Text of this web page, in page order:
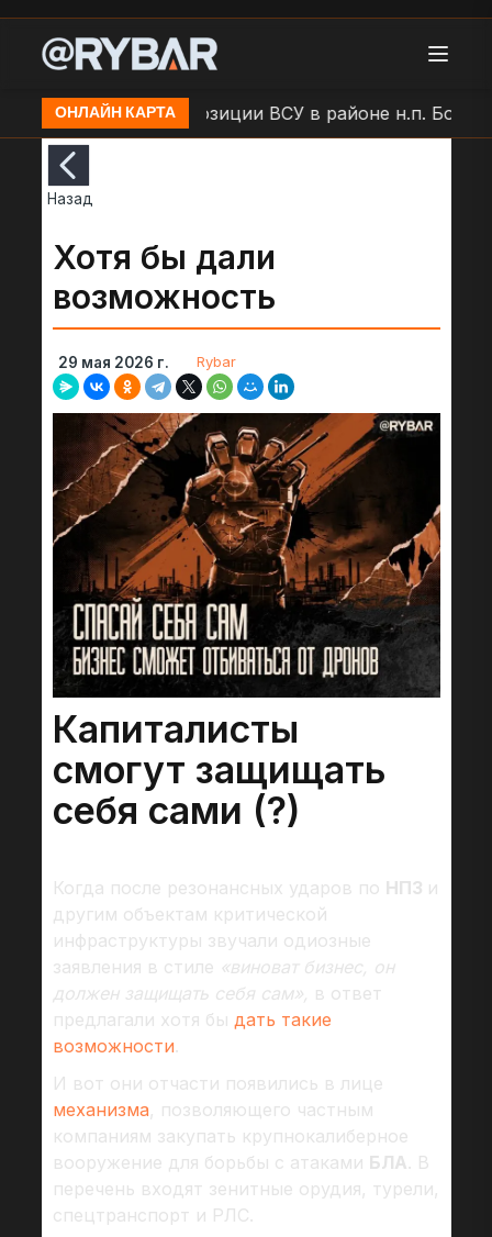
ОНЛАЙН КАРТА
Удар БЛА по позиции ВСУ в районе н.п. Большая
Назад
Хотя бы дали
возможность
29 мая 2026 г. Rybar
Капиталисты
смогут защищать
себя сами (?)
Когда после резонансных ударов по НПЗ и
другим объектам критической
инфраструктуры звучали одиозные
заявления в стиле «виноват бизнес, он
должен защищать себя сам», в ответ
предлагали хотя бы дать такие
возможности.
И вот они отчасти появились в лице
механизма, позволяющего частным
компаниям закупать крупнокалиберное
вооружение для борьбы с атаками БЛА. В
перечень входят зенитные орудия, турели,
спецтранспорт и РЛС.